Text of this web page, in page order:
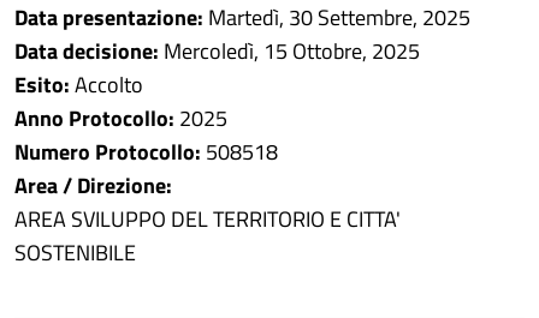
Whatsapp
Data presentazione: Martedì, 30 Settembre, 2025
Data decisione: Mercoledì, 15 Ottobre, 2025
Esito:Accolto
Anno Protocollo: 2025
Numero Protocollo: 508518
Area / Direzione:
AREA SVILUPPO DEL TERRITORIO E CITTA'
SOSTENIBILE